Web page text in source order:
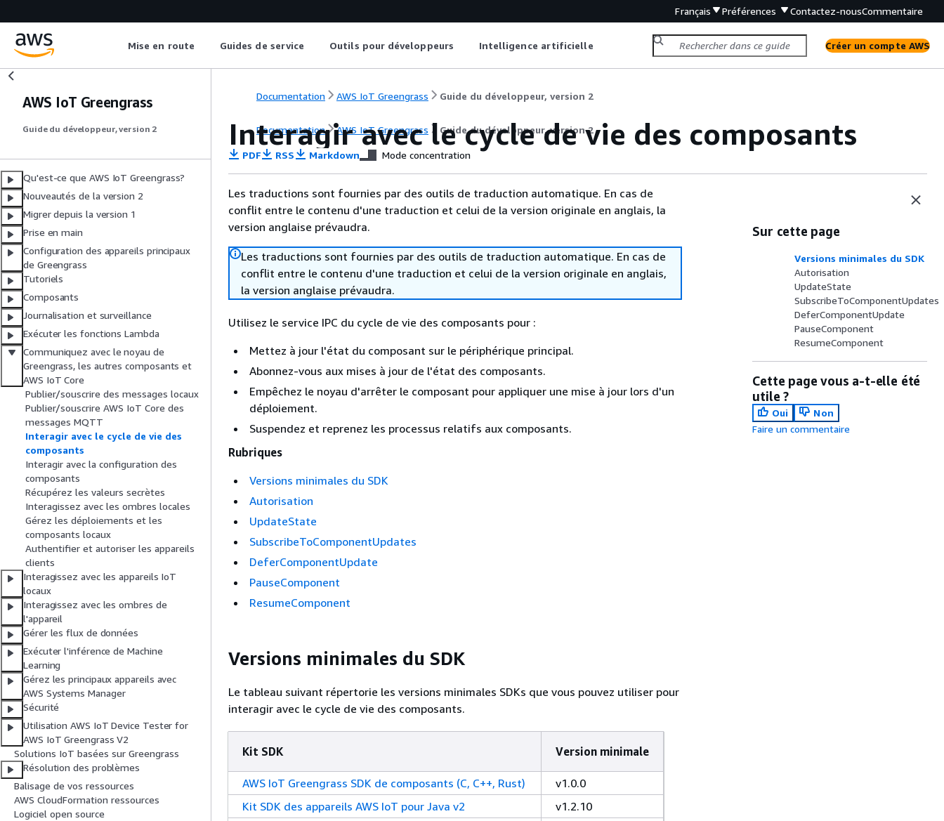
Français Préférences Contactez-nousCommentaire
Mise en route Guides de service Outils pour développeurs Intelligence artificielle Créer un compte AWS
AWS IoT Greengrass
Guide du développeur, version 2
Qu'est-ce que AWS IoT Greengrass?
Nouveautés de la version 2
Migrer depuis la version 1
Prise en main
Configuration des appareils principaux
de Greengrass
Tutoriels
Composants
Journalisation et surveillance
Exécuter les fonctions Lambda
Communiquez avec le noyau de
Greengrass, les autres composants et
AWS IoT Core
Publier/souscrire des messages locaux
Publier/souscrire AWS IoT Core des
messages MQTT
Interagir avec le cycle de vie des
composants
Interagir avec la configuration des
composants
Récupérez les valeurs secrètes
Interagissez avec les ombres locales
Gérez les déploiements et les
composants locaux
Authentifier et autoriser les appareils
clients
Interagissez avec les appareils IoT
locaux
Interagissez avec les ombres de
l'appareil
Gérer les flux de données
Exécuter l'inférence de Machine
Learning
Gérez les principaux appareils avec
AWS Systems Manager
Sécurité
Utilisation AWS IoT Device Tester for
AWS IoT Greengrass V2
Solutions IoT basées sur Greengrass
Résolution des problèmes
Balisage de vos ressources
AWS CloudFormation ressources
Logiciel open source
Documentation AWS IoT Greengrass Guide du développeur, version 2
Documentation AWS IoT Greengrass Guide du développeur, version 2
Interagir avec le cycle de vie des composants
PDF RSS Markdown Mode concentration
Les traductions sont fournies par des outils de traduction automatique. En cas de
conflit entre le contenu d'une traduction et celui de la version originale en anglais, la
version anglaise prévaudra.
Les traductions sont fournies par des outils de traduction automatique. En cas de
conflit entre le contenu d'une traduction et celui de la version originale en anglais,
la version anglaise prévaudra.
Utilisez le service IPC du cycle de vie des composants pour :
Mettez à jour l'état du composant sur le périphérique principal.
Abonnez-vous aux mises à jour de l'état des composants.
Empêchez le noyau d'arrêter le composant pour appliquer une mise à jour lors d'un
déploiement.
Suspendez et reprenez les processus relatifs aux composants.
Rubriques
Versions minimales du SDK
Autorisation
UpdateState
SubscribeToComponentUpdates
DeferComponentUpdate
PauseComponent
ResumeComponent
Versions minimales du SDK
Le tableau suivant répertorie les versions minimales SDKs que vous pouvez utiliser pour
interagir avec le cycle de vie des composants.
Kit SDK Version minimale
AWS IoT Greengrass SDK de composants (C, C++, Rust)
v1.0.0
Kit SDK des appareils AWS IoT pour Java v2
v1.2.10
Sur cette page
Versions minimales du SDK
Autorisation
UpdateState
SubscribeToComponentUpdates
DeferComponentUpdate
PauseComponent
ResumeComponent
Cette page vous a-t-elle été
utile ?
Oui
Non
Faire un commentaire